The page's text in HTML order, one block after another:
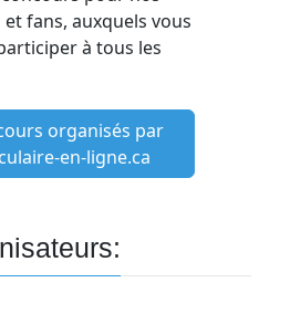
fans, auxquels vous
à tous les
organisés par
en-ligne.ca